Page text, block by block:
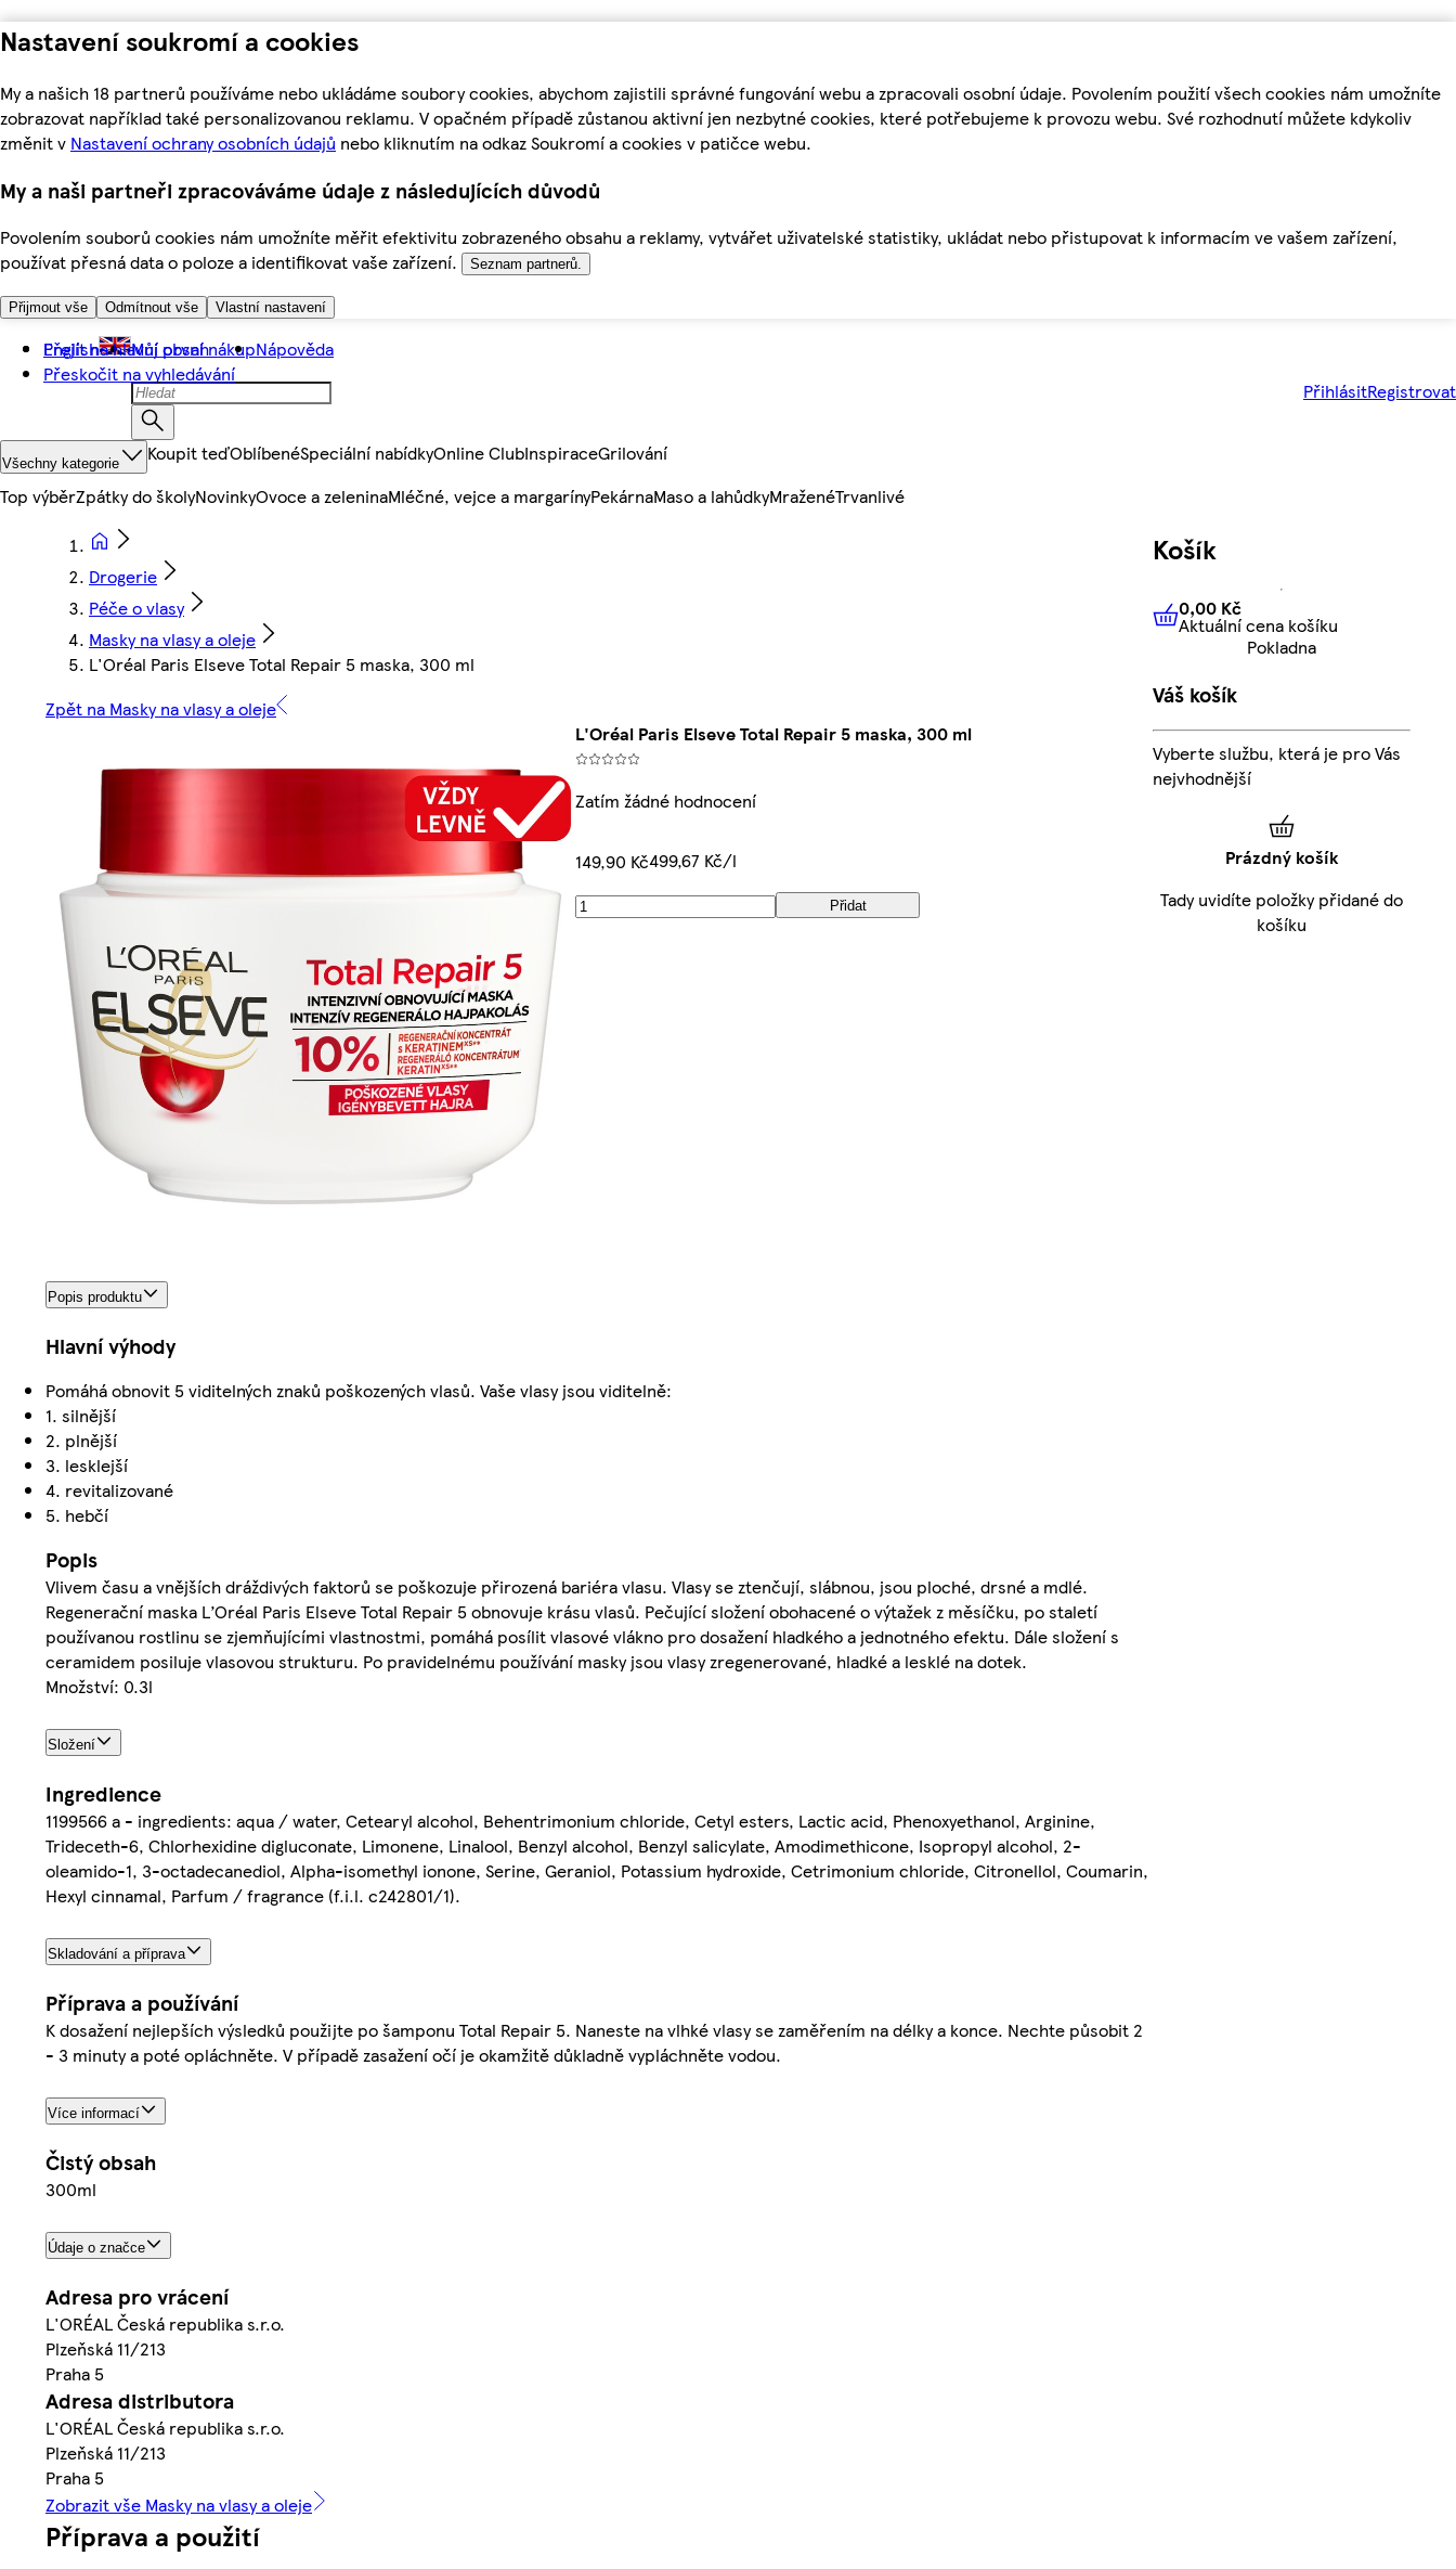
Nastavení soukromí a cookies
My a našich 18 partnerů používáme nebo ukládáme soubory cookies, abychom zajistili správné fungování webu a zpracovali osobní údaje. Povolením použití všech cookies nám umožníte
zobrazovat například také personalizovanou reklamu. V opačném případě zůstanou aktivní jen nezbytné cookies, které potřebujeme k provozu webu. Své rozhodnutí můžete kdykoliv
změnit v Nastavení ochrany osobních údajů nebo kliknutím na odkaz Soukromí a cookies v patičce webu.
My a naši partneři zpracováváme údaje z následujících důvodů
Povolením souborů cookies nám umožníte měřit efektivitu zobrazeného obsahu a reklamy, vytvářet uživatelské statistiky, ukládat nebo přistupovat k informacím ve vašem zařízení,
používat přesná data o poloze a identifikovat vaše zařízení.
Seznam partnerů.
Přijmout vše Odmítnout vše Vlastní nastavení
Přejít na hlavní obsah
Přeskočit na vyhledávání
English Můj první nákupNápověda
PřihlásitRegistrovat
Všechny kategorie Koupit teďOblíbenéSpeciální nabídkyOnline ClubInspiraceGrilování
Top výběrZpátky do školyNovinkyOvoce a zeleninaMléčné, vejce a margarínyPekárnaMaso a lahůdkyMraženéTrvanlivé
Drogerie
Péče o vlasy
Masky na vlasy a oleje
L'Oréal Paris Elseve Total Repair 5 maska, 300 ml
Zpět na Masky na vlasy a oleje
L'Oréal Paris Elseve Total Repair 5 maska, 300 ml
Zatím žádné hodnocení
149,90 Kč499,67 Kč/l
Přidat
Popis produktu
Hlavní výhody
Pomáhá obnovit 5 viditelných znaků poškozených vlasů. Vaše vlasy jsou viditelně:
1. silnější
2. plnější
3. lesklejší
4. revitalizované
5. hebčí
Popis
Vlivem času a vnějších dráždivých faktorů se poškozuje přirozená bariéra vlasu. Vlasy se ztenčují, slábnou, jsou ploché, drsné a mdlé.
Regenerační maska L’Oréal Paris Elseve Total Repair 5 obnovuje krásu vlasů. Pečující složení obohacené o výtažek z měsíčku, po staletí
používanou rostlinu se zjemňujícími vlastnostmi, pomáhá posílit vlasové vlákno pro dosažení hladkého a jednotného efektu. Dále složení s
ceramidem posiluje vlasovou strukturu. Po pravidelnému používání masky jsou vlasy zregenerované, hladké a lesklé na dotek.
Množství: 0.3l
Složení
Ingredience
1199566 a - ingredients: aqua / water, Cetearyl alcohol, Behentrimonium chloride, Cetyl esters, Lactic acid, Phenoxyethanol, Arginine,
Trideceth-6, Chlorhexidine digluconate, Limonene, Linalool, Benzyl alcohol, Benzyl salicylate, Amodimethicone, Isopropyl alcohol, 2-
oleamido-1, 3-octadecanediol, Alpha-isomethyl ionone, Serine, Geraniol, Potassium hydroxide, Cetrimonium chloride, Citronellol, Coumarin,
Hexyl cinnamal, Parfum / fragrance (f.i.l. c242801/1).
Skladování a příprava
Příprava a používání
K dosažení nejlepších výsledků použijte po šamponu Total Repair 5. Naneste na vlhké vlasy se zaměřením na délky a konce. Nechte působit 2
- 3 minuty a poté opláchněte. V případě zasažení očí je okamžitě důkladně vypláchněte vodou.
Více informací
Čistý obsah
300ml
Údaje o značce
Adresa pro vrácení
L'ORÉAL Česká republika s.r.o.
Plzeňská 11/213
Praha 5
Adresa distributora
L'ORÉAL Česká republika s.r.o.
Plzeňská 11/213
Praha 5
Zobrazit vše Masky na vlasy a oleje
Příprava a použití
Košík
0,00 KčAktuální cena košíku
0,00 Kč
Aktuální cena košíku
Pokladna
Váš košík
Vyberte službu, která je pro Vás
nejvhodnější
Prázdný košík
Tady uvidíte položky přidané do
košíku